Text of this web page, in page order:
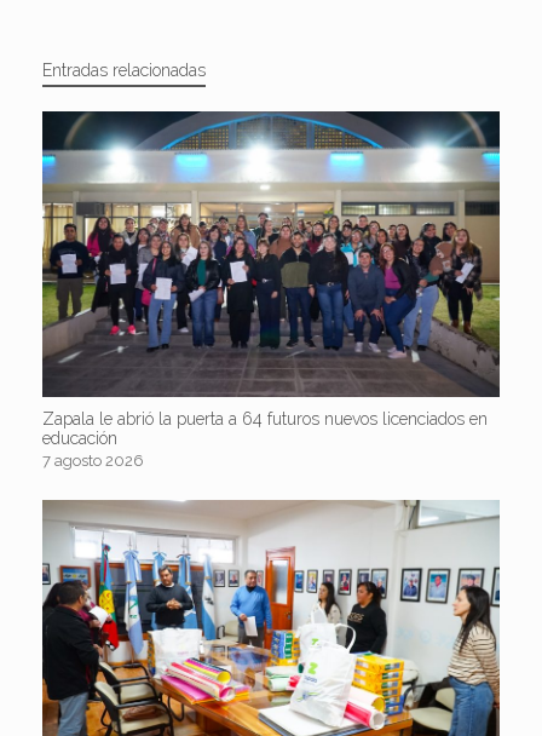
Entradas relacionadas
Zapala le abrió la puerta a 64 futuros nuevos licenciados en
educación
7 agosto 2026